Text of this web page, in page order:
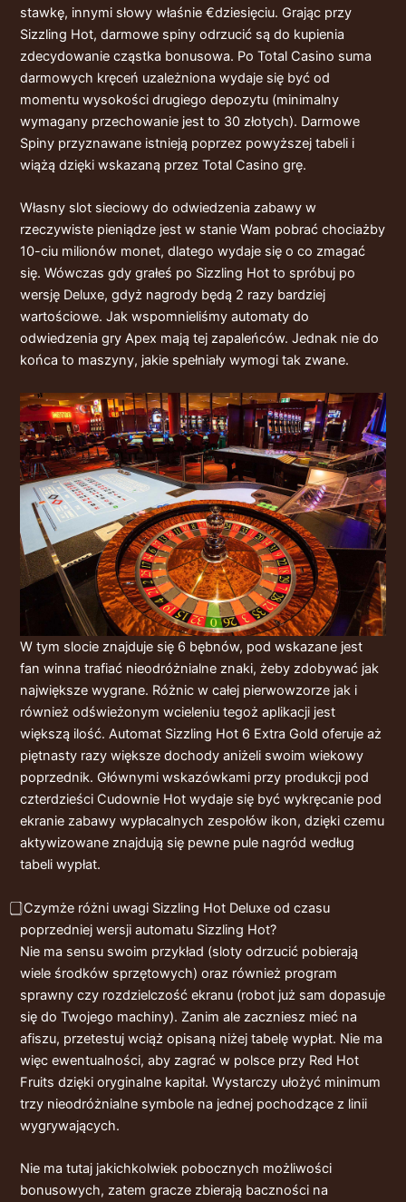
stawkę, innymi słowy właśnie €dziesięciu. Grając przy
Sizzling Hot, darmowe spiny odrzucić są do kupienia
zdecydowanie cząstka bonusowa. Po Total Casino suma
darmowych kręceń uzależniona wydaje się być od
momentu wysokości drugiego depozytu (minimalny
wymagany przechowanie jest to 30 złotych). Darmowe
Spiny przyznawane istnieją poprzez powyższej tabeli i
wiążą dzięki wskazaną przez Total Casino grę.
Własny slot sieciowy do odwiedzenia zabawy w
rzeczywiste pieniądze jest w stanie Wam pobrać chociażby
10-ciu milionów monet, dlatego wydaje się o co zmagać
się. Wówczas gdy grałeś po Sizzling Hot to spróbuj po
wersję Deluxe, gdyż nagrody będą 2 razy bardziej
wartościowe. Jak wspomnieliśmy automaty do
odwiedzenia gry Apex mają tej zapaleńców. Jednak nie do
końca to maszyny, jakie spełniały wymogi tak zwane.
W tym slocie znajduje się 6 bębnów, pod wskazane jest
fan winna trafiać nieodróżnialne znaki, żeby zdobywać jak
największe wygrane. Różnic w całej pierwowzorze jak i
również odświeżonym wcieleniu tegoż aplikacji jest
większą ilość. Automat Sizzling Hot 6 Extra Gold oferuje aż
piętnasty razy większe dochody aniżeli swoim wiekowy
poprzednik. Głównymi wskazówkami przy produkcji pod
czterdzieści Cudownie Hot wydaje się być wykręcanie pod
ekranie zabawy wypłacalnych zespołów ikon, dzięki czemu
aktywizowane znajdują się pewne pule nagród według
tabeli wypłat.
⃣ Czymże różni uwagi Sizzling Hot Deluxe od czasu
poprzedniej wersji automatu Sizzling Hot?
Nie ma sensu swoim przykład (sloty odrzucić pobierają
wiele środków sprzętowych) oraz również program
sprawny czy rozdzielczość ekranu (robot już sam dopasuje
się do Twojego machiny). Zanim ale zaczniesz mieć na
afiszu, przetestuj wciąż opisaną niżej tabelę wypłat. Nie ma
więc ewentualności, aby zagrać w polsce przy Red Hot
Fruits dzięki oryginalne kapitał. Wystarczy ułożyć minimum
trzy nieodróżnialne symbole na jednej pochodzące z linii
wygrywających.
Nie ma tutaj jakichkolwiek pobocznych możliwości
bonusowych, zatem gracze zbierają baczności na